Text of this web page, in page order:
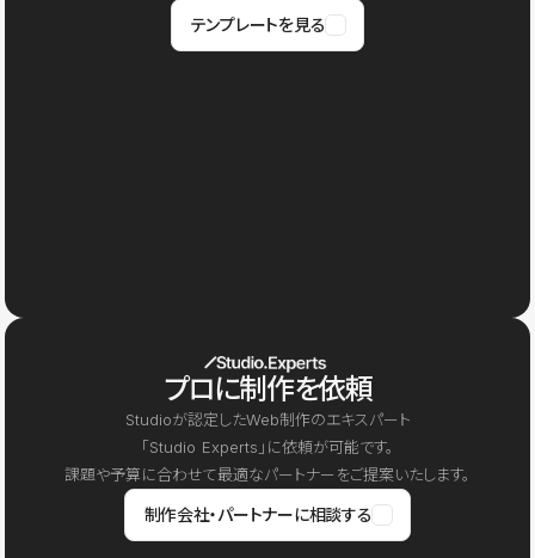
テンプレートを見る
プロに制作を依頼
Studioが認定したWeb制作のエキスパート
「Studio Experts」に依頼が可能です。
課題や予算に合わせて最適なパートナーをご提案いたします。
制作会社・パートナーに相談する